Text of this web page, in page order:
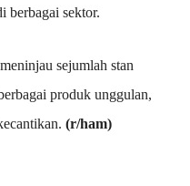
berbagai sektor.
sejumlah stan
produk unggulan,
(r/ham)